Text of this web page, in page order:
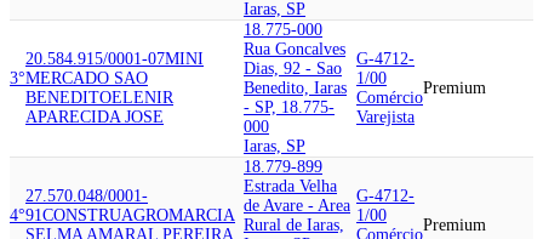
Iaras, SP
3°
20.584.915/0001-07MINI
MERCADO SAO
BENEDITOELENIR
APARECIDA JOSE
18.775-000
Rua Goncalves
Dias, 92 - Sao
Benedito, Iaras
- SP, 18.775-
000
Iaras, SP
G-4712-
1/00
Comércio
Varejista
Premium
4°
27.570.048/0001-
91CONSTRUAGROMARCIA
SELMA AMARAL PEREIRA
18.779-899
Estrada Velha
de Avare - Area
Rural de Iaras,
G-4712-
1/00
Comércio
Premium